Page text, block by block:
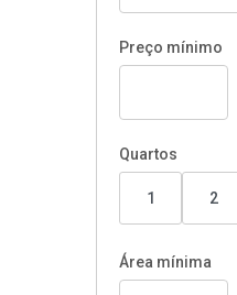
Preço mínimo
Quartos
1 2
Área mínima